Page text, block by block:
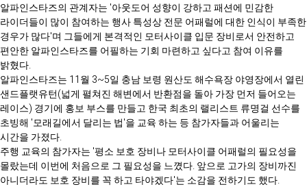
알파인스타즈의 관계자는 '아웃도어 성향이 강하고 패션에 민감한
라이더들이 많이 참여하는 행사 특성상 전문 어패럴에 대한 인식이 부족한
경우가 많다'며 그들에게 본격적인 모터사이클 입문 장비로서 안전하고
편안한 알파인스타즈를 어필하는 기회 마련하고 싶다고 참여 이유를
밝혔다.
알파인스타즈는 11월 3~5일 충남 보령 원산도 해수욕장 야영장에서 열린
샌드플랫유턴(넓게 펼쳐진 해변에서 반환점을 돌아 가장 먼저 들어오는
레이스) 경기에 홍보 부스를 만들고 한국 최초의 랠리스트 류명걸 선수를
초빙해 '모래길에서 달리는 법'을 교육 하는 등 참가자들과 어울리는
시간을 가졌다.
주행 교육의 참가자는 '평소 보호 장비나 모터사이클 어패럴의 필요성을
몰랐는데 이번에 처음으로 그 필요성을 느꼈다. 앞으로 고가의 장비까진
아니더라도 보호 장비를 꼭 하고 타야겠다'는 소감을 전하기도 했다.